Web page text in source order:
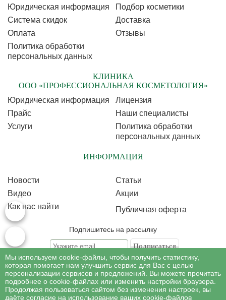
Юридическая информация
Подбор косметики
Cистема скидок
Доставка
Оплата
Отзывы
Политика обработки
персональных данных
КЛИНИКА
ООО «ПРОФЕССИОНАЛЬНАЯ КОСМЕТОЛОГИЯ»
Юридическая информация
Лицензия
Прайс
Наши специалисты
Услуги
Политика обработки
персональных данных
ИНФОРМАЦИЯ
Новости
Статьи
Видео
Акции
Как нас найти
Публичная оферта
Подпишитесь на рассылку
Подписываясь на рассылку, Вы соглашаетесь c условиями политикиобработки
персональных данных
©Профессиональная косметология, 2007 - 2026
Мы используем cookie-файлы, чтобы получить статистику,
которая помогает нам улучшить сервис для Вас с целью
персонализации сервисов и предложений. Вы можете прочитать
подробнее о cookie-файлах или изменить настройки браузера.
Продолжая пользоваться сайтом без изменения настроек, вы
даёте согласие на использование ваших cookie-файлов